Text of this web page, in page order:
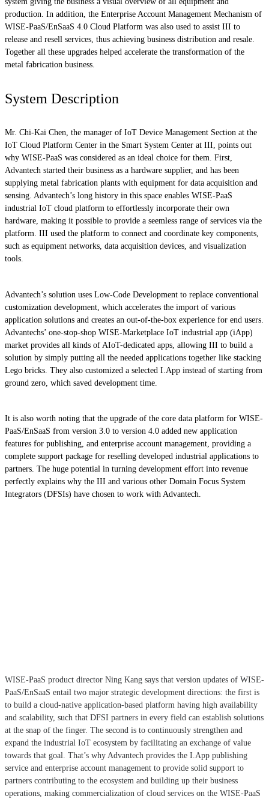
production. In addition, the Enterprise Account Management Mechanism of
WISE-PaaS/EnSaaS 4.0 Cloud Platform was also used to assist III to
release and resell services, thus achieving business distribution and resale.
Together all these upgrades helped accelerate the transformation of the
metal fabrication business.
System Description
Mr. Chi-Kai Chen, the manager of IoT Device Management Section at the
IoT Cloud Platform Center in the Smart System Center at III, points out
why WISE-PaaS was considered as an ideal choice for them. First,
Advantech started their business as a hardware supplier, and has been
supplying metal fabrication plants with equipment for data acquisition and
sensing. Advantech’s long history in this space enables WISE-PaaS
industrial IoT cloud platform to effortlessly incorporate their own
hardware, making it possible to provide a seemless range of services via the
platform. III used the platform to connect and coordinate key components,
such as equipment networks, data acquisition devices, and visualization
tools.
Advantech’s solution uses Low-Code Development to replace conventional
customization development, which accelerates the import of various
application solutions and creates an out-of-the-box experience for end users.
Advantechs’ one-stop-shop WISE-Marketplace IoT industrial app (iApp)
market provides all kinds of AIoT-dedicated apps, allowing III to build a
solution by simply putting all the needed applications together like stacking
Lego bricks. They also customized a selected I.App instead of starting from
ground zero, which saved development time.
It is also worth noting that the upgrade of the core data platform for WISE-
PaaS/EnSaaS from version 3.0 to version 4.0 added new application
features for publishing, and enterprise account management, providing a
complete support package for reselling developed industrial applications to
partners. The huge potential in turning development effort into revenue
perfectly explains why the III and various other Domain Focus System
Integrators (DFSIs) have chosen to work with Advantech.
WISE-PaaS product director Ning Kang says that version updates of WISE-
PaaS/EnSaaS entail two major strategic development directions: the first is
to build a cloud-native application-based platform having high availability
and scalability, such that DFSI partners in every field can establish solutions
at the snap of the finger. The second is to continuously strengthen and
expand the industrial IoT ecosystem by facilitating an exchange of value
towards that goal. That’s why Advantech provides the I.App publishing
service and enterprise account management to provide solid support to
partners contributing to the ecosystem and building up their business
operations, making commercialization of cloud services on the WISE-PaaS